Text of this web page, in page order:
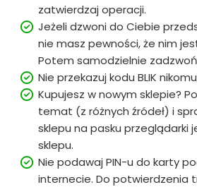
zatwierdzaj operacji.
Jeżeli dzwoni do Ciebie
nie masz pewności, że nim
Potem samodzielnie
Nie przekazuj kodu BLIK
Kupujesz w nowym sklepie?
temat (z różnych źródeł) i
sklepu na pasku przeglądarki
sklepu.
Nie podawaj PIN-u do karty
internecie. Do potwierdzenia